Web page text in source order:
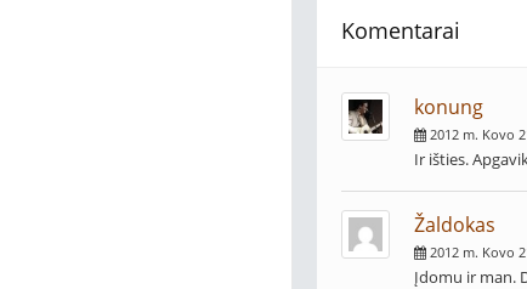
Komentarai
konung
2012 m. Kovo
Ir išties.
Žaldokas
2012 m. Kovo
Įdomu ir man.